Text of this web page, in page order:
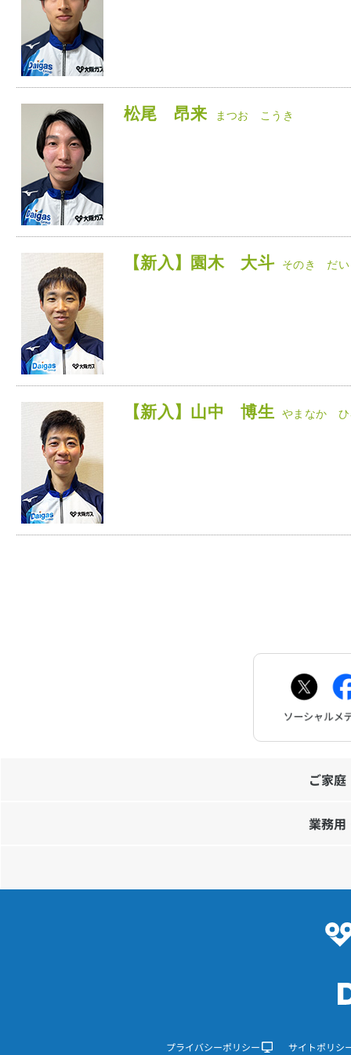
松尾 昂来 まつお こうき
【新入】園木 大斗 そのき だい
【新入】山中 博生 やまなか ひ
ご家
業務用
プライバシーポリシー サイトポリシ